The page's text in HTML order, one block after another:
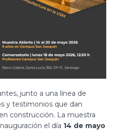
junto a una línea de
y testimonios que dan
construcción. La muestra
el día 14 de mayo